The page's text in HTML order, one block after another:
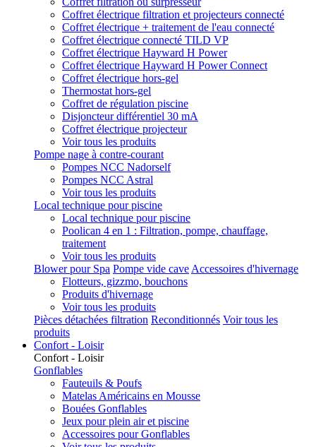
Coffret électrique filtration et projecteurs connecté
Coffret électrique + traitement de l'eau connecté
Coffret électrique connecté TILD VP
Coffret électrique Hayward H Power
Coffret électrique Hayward H Power Connect
Coffret électrique hors-gel
Thermostat hors-gel
Coffret de régulation piscine
Disjoncteur différentiel 30 mA
Coffret électrique projecteur
Voir tous les produits
Pompe nage à contre-courant
Pompes NCC Nadorself
Pompes NCC Astral
Voir tous les produits
Local technique pour piscine
Local technique pour piscine
Poolican 4 en 1 : Filtration, pompe, chauffage,
traitement
Voir tous les produits
Blower pour Spa Pompe vide cave Accessoires d'hivernage
Flotteurs, gizzmo, bouchons
Produits d'hivernage
Voir tous les produits
Pièces détachées filtration Reconditionnés Voir tous les
produits
Confort - Loisir
Confort - Loisir
Gonflables
Fauteuils & Poufs
Matelas Américains en Mousse
Bouées Gonflables
Jeux pour plein air et piscine
Accessoires pour Gonflables